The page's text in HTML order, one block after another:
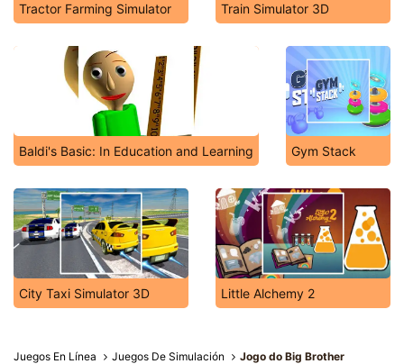
Tractor Farming Simulator Train Simulator 3D
Baldi's Basic: In Education and Learning Gym Stack
City Taxi Simulator 3D Little Alchemy 2
Juegos En Línea Juegos De Simulación Jogo do Big Brother